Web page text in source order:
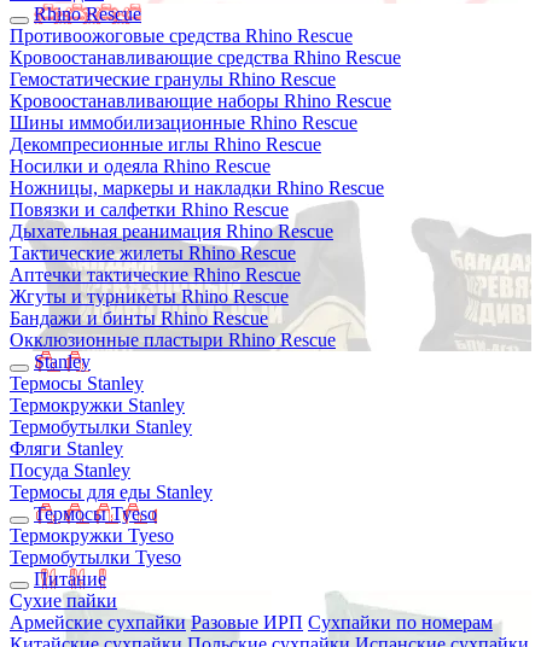
Rhino Rescue
Противоожоговые средства Rhino Rescue
Кровоостанавливающие средства Rhino Rescue
Гемостатические гранулы Rhino Rescue
Кровоостанавливающие наборы Rhino Rescue
Шины иммобилизационные Rhino Rescue
Декомпресионные иглы Rhino Rescue
Носилки и одеяла Rhino Rescue
Ножницы, маркеры и накладки Rhino Rescue
Повязки и салфетки Rhino Rescue
Дыхательная реанимация Rhino Rescue
Тактические жилеты Rhino Rescue
Аптечки тактические Rhino Rescue
Жгуты и турникеты Rhino Rescue
Бандажи и бинты Rhino Rescue
Окклюзионные пластыри Rhino Rescue
Stanley
Термосы Stanley
Термокружки Stanley
Термобутылки Stanley
Фляги Stanley
Посуда Stanley
Термосы для еды Stanley
Термосы Tyeso
Термокружки Tyeso
Термобутылки Tyeso
Питание
Сухие пайки
Армейские сухпайки Разовые ИРП Сухпайки по номерам